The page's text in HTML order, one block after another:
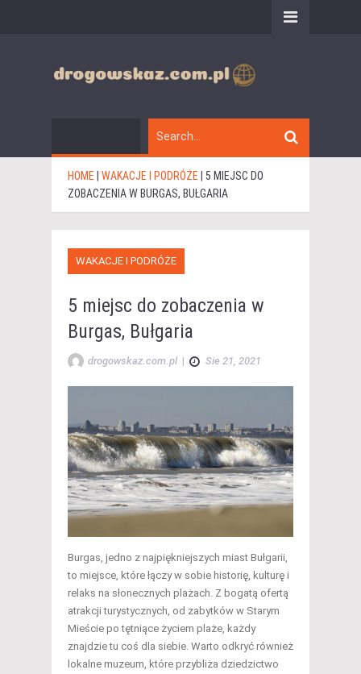
HOME WAKACJE I PODRÓŻE
5 MIEJSC DO
ZOBACZENIA W BURGAS, BUŁGARIA
WAKACJE I PODRÓŻE
5 miejsc do zobaczenia w
Burgas, Bułgaria
drogowskaz.com.pl | Sie 21, 2021
Burgas, jedno z najpiękniejszych miast Bułgarii,
to miejsce, które łączy w sobie historię, kulturę i
relaks na słonecznych plażach. Z bogatą ofertą
atrakcji turystycznych, od zabytków w Starym
Mieście po tętniące życiem plaże, każdy
znajdzie tu coś dla siebie. Warto odkryć również
lokalne muzeum, które przybliża dziedzictwo